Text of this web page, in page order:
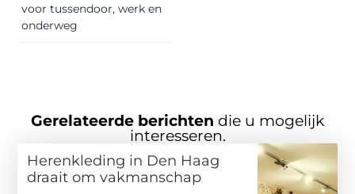
voor tussendoor, werk en
onderweg
Gerelateerde berichten die u mogelijk
interesseren.
Herenkleding in Den Haag
draait om vakmanschap